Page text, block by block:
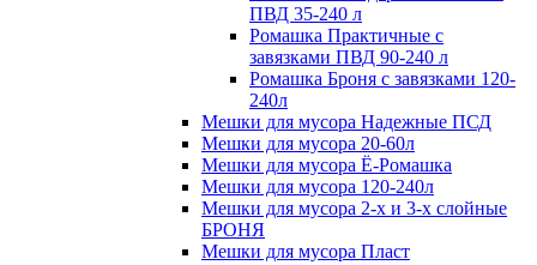
ПВД 35-240 л
Ромашка Практичные с
завязками ПВД 90-240 л
Ромашка Броня с завязками 120-
240л
Мешки для мусора Надежные ПСД
Мешки для мусора 20-60л
Мешки для мусора Ё-Ромашка
Мешки для мусора 120-240л
Мешки для мусора 2-х и 3-х слойные
БРОНЯ
Мешки для мусора Пласт